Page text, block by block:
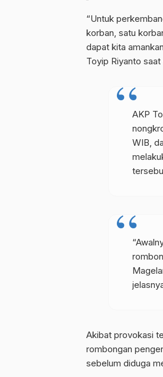
“Untuk
korban, satu
dapat kita
Toyip Riyanto
AKP
WIB,
Akibat provokasi
rombongan
sebelum diduga